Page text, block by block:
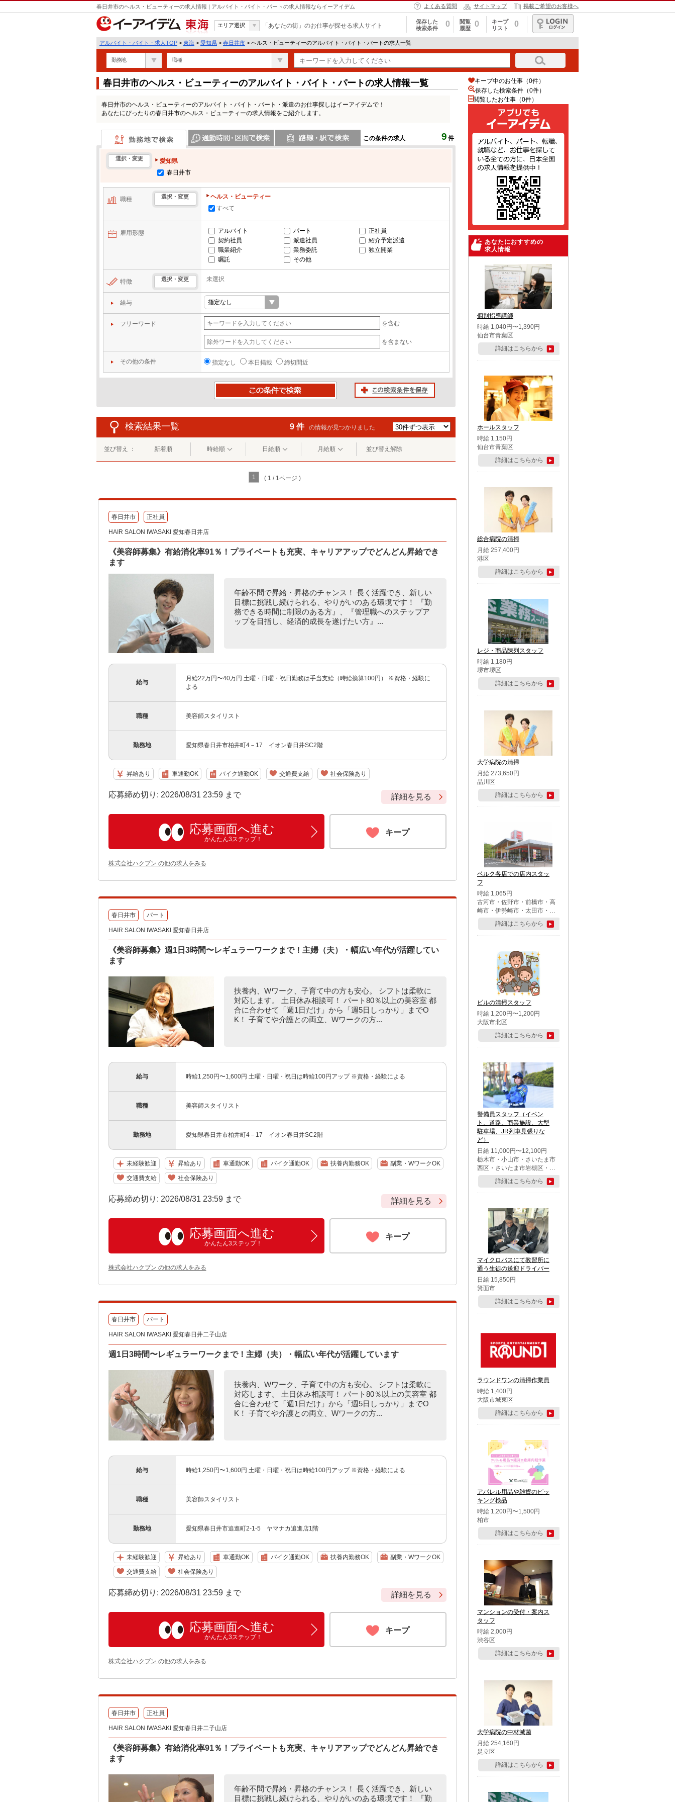
春日井市のヘルス・ビューティーの求人情報 | アルバイト・バイト・パートの求人情報ならイーアイデム よくある質問 サイトマップ 掲載ご希望のお客様へ
東海
エリア選択 「あなたの街」のお仕事が探せる求人サイト
保存した
検索条件
0
閲覧
履歴
0
キープ
リスト
0
ログイン
アルバイト・バイト・求人TOP > 東海 > 愛知県 > 春日井市 > ヘルス・ビューティーのアルバイト・バイト・パートの求人一覧
勤務地 職種
春日井市のヘルス・ビューティーのアルバイト・バイト・パートの求人情報一覧
春日井市のヘルス・ビューティーのアルバイト・バイト・パート・派遣のお仕事探しはイーアイデムで！
あなたにぴったりの春日井市のヘルス・ビューティーの求人情報をご紹介します。
この条件の求人 9 件
勤務地で検索
選択・変更
愛知県
春日井市
職種 選択・変更
ヘルス・ビューティー
すべて
雇用形態 アルバイト パート
正社員
契約社員
派遣社員
紹介予定派遣
職業紹介
業務委託
独立開業
嘱託
その他
特徴 選択・変更 未選択
給与
フリーワード を含む
を含まない
その他の条件 指定なし 本日掲載 締切間近
検索結果一覧 9 件 の情報が見つかりました
並び替え ： 新着順 時給順 日給順 月給順 並び替え解除
1 ( 1 / 1ページ )
春日井市 正社員
HAIR SALON IWASAKI 愛知春日井店
《美容師募集》有給消化率91％！プライベートも充実、キャリアアップでどんどん昇給でき
ます
年齢不問で昇給・昇格のチャンス！ 長く活躍でき、新しい
目標に挑戦し続けられる、やりがいのある環境です！ 『勤
務できる時間に制限のある方』、『管理職へのステップア
ップを目指し、経済的成長を遂げたい方』...
給与
月給22万円〜40万円 土曜・日曜・祝日勤務は手当支給（時給換算100円） ※資格・経験に
よる
職種 美容師スタイリスト
勤務地 愛知県春日井市柏井町4－17 イオン春日井SC2階
昇給あり 車通勤OK バイク通勤OK 交通費支給 社会保険あり
応募締め切り: 2026/08/31 23:59 まで 詳細を見る
応募画面へ進む
かんたん3ステップ！
キープ
株式会社ハクブン の他の求人をみる
春日井市 パート
HAIR SALON IWASAKI 愛知春日井店
《美容師募集》週1日3時間〜レギュラーワークまで！主婦（夫）・幅広い年代が活躍してい
ます
扶養内、Wワーク、子育て中の方も安心。 シフトは柔軟に
対応します。 土日休み相談可！ パート80％以上の美容室 都
合に合わせて「週1日だけ」から「週5日しっかり」までO
K！ 子育てや介護との両立、Wワークの方...
給与 時給1,250円〜1,600円 土曜・日曜・祝日は時給100円アップ ※資格・経験による
職種 美容師スタイリスト
勤務地 愛知県春日井市柏井町4－17 イオン春日井SC2階
未経験歓迎 昇給あり 車通勤OK バイク通勤OK 扶養内勤務OK 副業・WワークOK
交通費支給 社会保険あり
応募締め切り: 2026/08/31 23:59 まで 詳細を見る
応募画面へ進む
かんたん3ステップ！
キープ
株式会社ハクブン の他の求人をみる
春日井市 パート
HAIR SALON IWASAKI 愛知春日井二子山店
週1日3時間〜レギュラーワークまで！主婦（夫）・幅広い年代が活躍しています
扶養内、Wワーク、子育て中の方も安心。 シフトは柔軟に
対応します。 土日休み相談可！ パート80％以上の美容室 都
合に合わせて「週1日だけ」から「週5日しっかり」までO
K！ 子育てや介護との両立、Wワークの方...
給与 時給1,250円〜1,600円 土曜・日曜・祝日は時給100円アップ ※資格・経験による
職種 美容師スタイリスト
勤務地 愛知県春日井市追進町2-1-5 ヤマナカ追進店1階
未経験歓迎 昇給あり 車通勤OK バイク通勤OK 扶養内勤務OK 副業・WワークOK
交通費支給 社会保険あり
応募締め切り: 2026/08/31 23:59 まで 詳細を見る
応募画面へ進む
かんたん3ステップ！
キープ
株式会社ハクブン の他の求人をみる
春日井市 正社員
HAIR SALON IWASAKI 愛知春日井二子山店
《美容師募集》有給消化率91％！プライベートも充実、キャリアアップでどんどん昇給でき
ます
年齢不問で昇給・昇格のチャンス！ 長く活躍でき、新しい
目標に挑戦し続けられる、やりがいのある環境です！ 『勤
キープ中のお仕事（0件）
保存した検索条件（0件）
閲覧したお仕事（0件）
あなたにおすすめの
求人情報
個別指導講師
時給 1,040円〜1,390円
仙台市青葉区
詳細はこちらから
ホールスタッフ
時給 1,150円
仙台市青葉区
詳細はこちらから
総合病院の清掃
月給 257,400円
港区
詳細はこちらから
レジ・商品陳列スタッフ
時給 1,180円
堺市堺区
詳細はこちらから
大学病院の清掃
月給 273,650円
品川区
詳細はこちらから
ベルク各店での店内スタッ
フ
時給 1,065円
古河市・佐野市・前橋市・高
崎市・伊勢崎市・太田市・館
林市・藤岡市・大泉町・さい
たま市北区・川越市・熊谷
市・行田市・秩父市・所沢
市・鶴ケ島市・千葉市中央
区・市川市・松戸市・習志野
市・柏市・流山市・八千代
市・足立区・江戸川区・八王
子市・町田市
詳細はこちらから
ビルの清掃スタッフ
時給 1,200円〜1,200円
大阪市北区
詳細はこちらから
警備員スタッフ（イベン
ト、道路、商業施設、大型
駐車場、JR列車見張りな
ど）
日給 11,000円〜12,100円
栃木市・小山市・さいたま市
西区・さいたま市岩槻区・久
喜市・蓮田市
詳細はこちらから
マイクロバスにて教習所に
通う生徒の送迎ドライバー
日給 15,850円
箕面市
詳細はこちらから
ラウンドワンの清掃作業員
時給 1,400円
大阪市城東区
詳細はこちらから
アパレル用品や雑貨のピッ
キング検品
時給 1,200円〜1,500円
柏市
詳細はこちらから
マンションの受付・案内ス
タッフ
時給 2,000円
渋谷区
詳細はこちらから
大学病院の中材滅菌
月給 254,160円
足立区
詳細はこちらから